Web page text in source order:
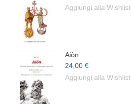
Aggiungi alla Wishlist
Aiòn
24,00 €
Aggiungi alla Wishlist